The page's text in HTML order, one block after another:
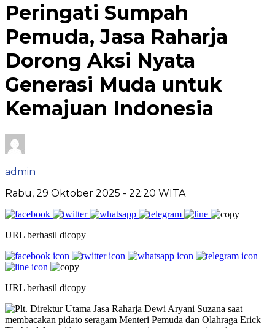
Peringati Sumpah
Pemuda, Jasa Raharja
Dorong Aksi Nyata
Generasi Muda untuk
Kemajuan Indonesia
admin
Rabu, 29 Oktober 2025 - 22:20 WITA
URL berhasil dicopy
URL berhasil dicopy